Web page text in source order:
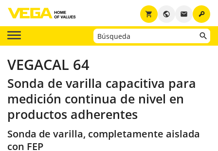
key
email
public
shopping_cart
VEGACAL 64
Sonda de varilla capacitiva para
medición continua de nivel en
productos adherentes
Sonda de varilla, completamente aislada
con FEP